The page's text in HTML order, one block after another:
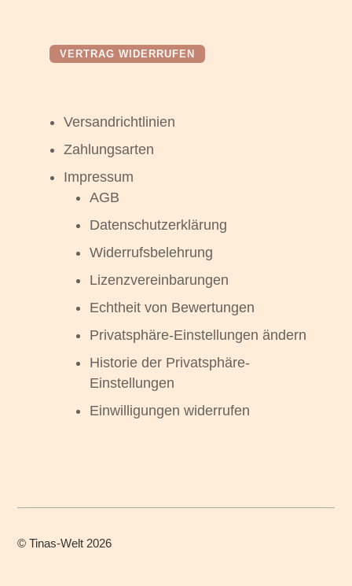
VERTRAG WIDERRUFEN
Versandrichtlinien
Zahlungsarten
Impressum
AGB
Datenschutzerklärung
Widerrufsbelehrung
Lizenzvereinbarungen
Echtheit von Bewertungen
Privatsphäre-Einstellungen ändern
Historie der Privatsphäre-
Einstellungen
Einwilligungen widerrufen
©Tinas-Welt 2026